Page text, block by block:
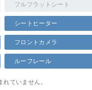
フルフラットシート
シートヒーター
フロントカメラ
ルーフレール
ていません。